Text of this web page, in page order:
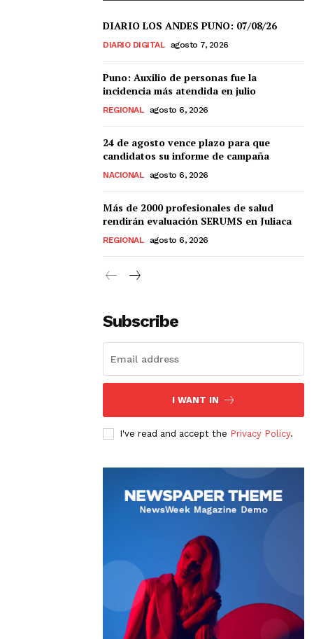
DIARIO LOS ANDES PUNO: 07/08/26
DIARIO DIGITAL agosto 7, 2026
Puno: Auxilio de personas fue la
incidencia más atendida en julio
REGIONAL agosto 6, 2026
24 de agosto vence plazo para que
candidatos su informe de campaña
NACIONAL agosto 6, 2026
Más de 2000 profesionales de salud
rendirán evaluación SERUMS en Juliaca
REGIONAL agosto 6, 2026
Subscribe
I WANT IN
I've read and accept the Privacy Policy.